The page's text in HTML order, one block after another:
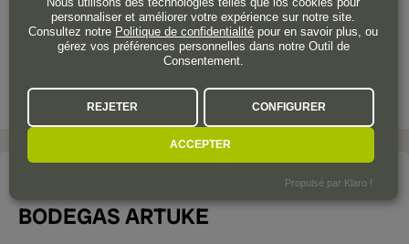
Bouteille 75 cl| 40,67 € / Litre
BODEGAS ARTUKE
personnaliser et améliorer votre expérience sur notre site.
Consultez notre Politique de confidentialité pour en savoir plus, ou
gérez vos préférences personnelles dans notre Outil de
Consentement.
REJETER CONFIGURER
ACCEPTER
Propulsé par Klaro !